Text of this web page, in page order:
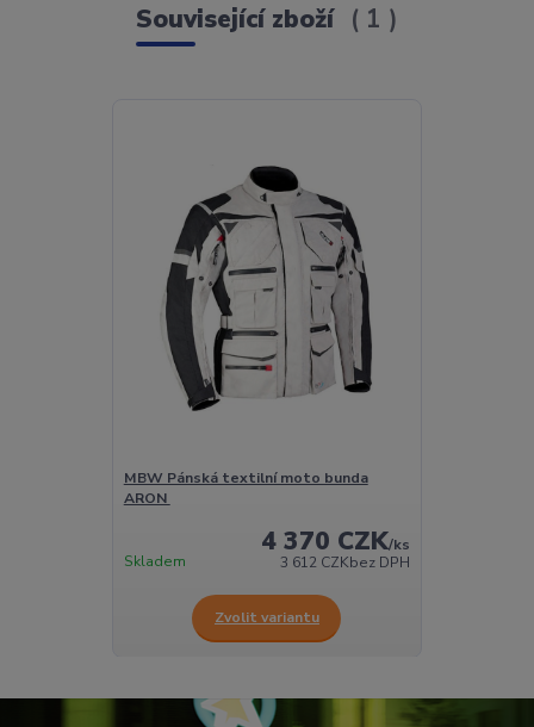
Související zboží 1
MBW Pánská textilní moto bunda
ARON
4 370 CZK/ks
3 612 CZKbez DPH
Skladem
Zvolit variantu